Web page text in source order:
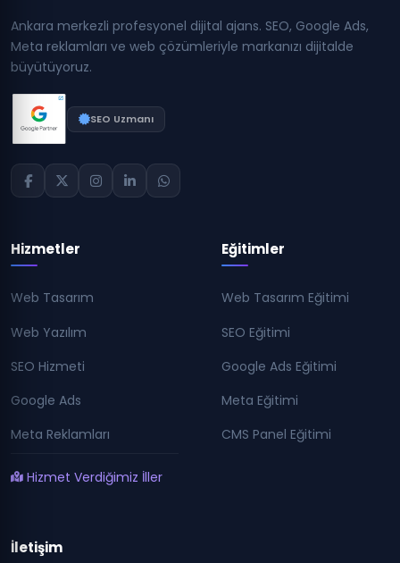
Ankara merkezli profesyonel dijital ajans. SEO, Google Ads,
Meta reklamları ve web çözümleriyle markanızı dijitalde
büyütüyoruz.
SEO Uzmanı
Hizmetler
Web Tasarım
Web Yazılım
SEO Hizmeti
Google Ads
Meta Reklamları
Hizmet Verdiğimiz İller
Eğitimler
Web Tasarım Eğitimi
SEO Eğitimi
Google Ads Eğitimi
Meta Eğitimi
CMS Panel Eğitimi
İletişim